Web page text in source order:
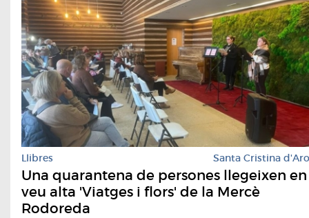
Llibres Santa Cristina d'Aro
Una quarantena de persones llegeixen en
veu alta 'Viatges i flors' de la Mercè
Rodoreda